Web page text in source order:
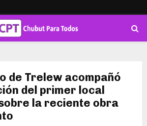
de Trelew acompañó
del primer local
la reciente obra